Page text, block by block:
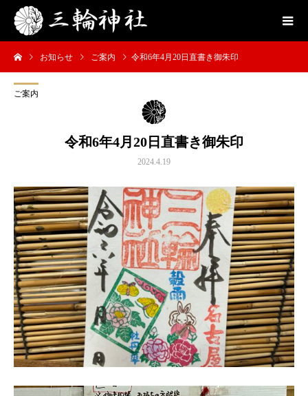
お知らせ ご案内 令和6年4月20日直書き御朱印
ご案内
令和6年4月20日直書き御朱印
2024.4.19